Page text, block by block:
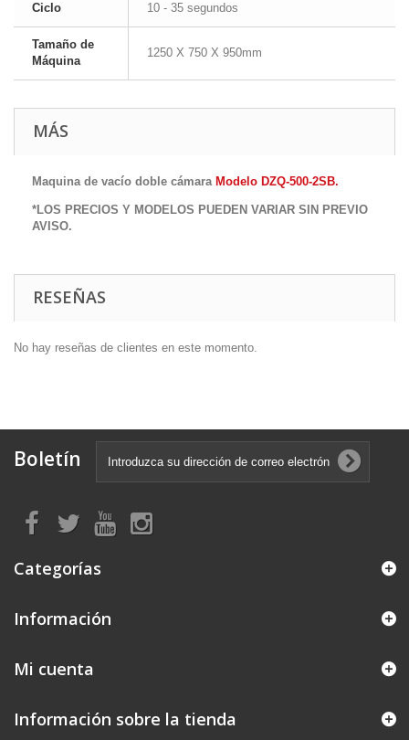
Ciclo 10 - 35 segundos
Tamaño de
Máquina
1250 X 750 X 950mm
MÁS
Maquina de vacío doble cámara Modelo DZQ-500-2SB.
*LOS PRECIOS Y MODELOS PUEDEN VARIAR SIN PREVIO
AVISO.
RESEÑAS
No hay reseñas de clientes en este momento.
Boletín
Categorías
Información
Mi cuenta
Información sobre la tienda